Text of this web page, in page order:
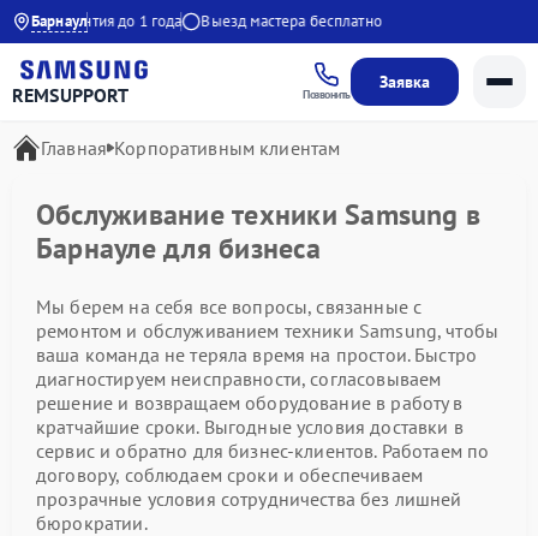
Барнаул
Гарантия до 1 года Выезд мастера бесплатно
REMSUPPORT Позвонить
Заявка
Главная Корпоративным клиентам
Обслуживание техники Samsung в
Барнауле для бизнеса
Мы берем на себя все вопросы, связанные с
ремонтом и обслуживанием техники Samsung, чтобы
ваша команда не теряла время на простои. Быстро
диагностируем неисправности, согласовываем
решение и возвращаем оборудование в работу в
кратчайшие сроки. Выгодные условия доставки в
сервис и обратно для бизнес-клиентов. Работаем по
договору, соблюдаем сроки и обеспечиваем
прозрачные условия сотрудничества без лишней
бюрократии.